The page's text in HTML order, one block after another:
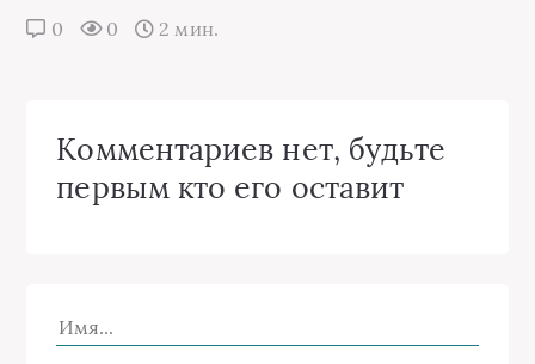
0 0 2 мин.
Комментариев нет, будьте
первым кто его оставит